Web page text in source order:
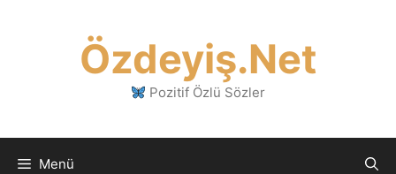
Özdeyiş.Net
Pozitif Özlü Sözler
Menü